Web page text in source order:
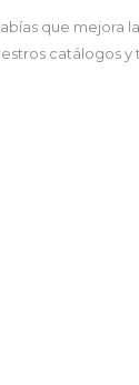
que mejora la
catálogos y